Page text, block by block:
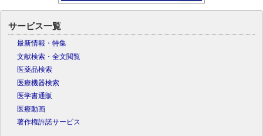
サービス一覧
最新情報・特集
文献検索・全文閲覧
医薬品検索
医療機器検索
医学書通販
医療動画
著作権許諾サービス